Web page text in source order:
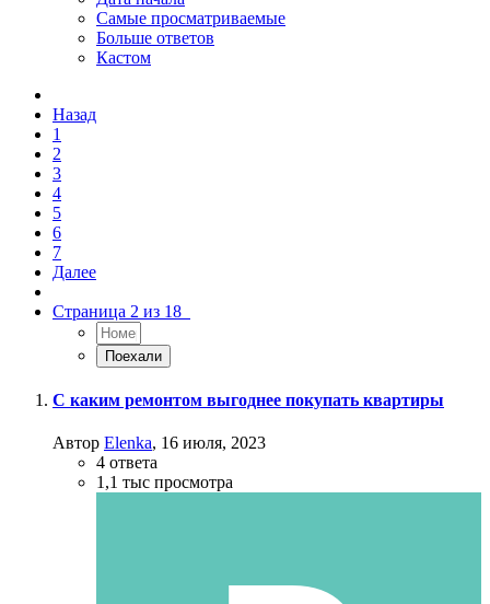
Самые просматриваемые
Больше ответов
Кастом
Назад
1
2
3
4
5
6
7
Далее
Страница 2 из 18
С каким ремонтом выгоднее покупать квартиры
Автор Elenka, 16 июля, 2023
4 ответа
1,1 тыс просмотра